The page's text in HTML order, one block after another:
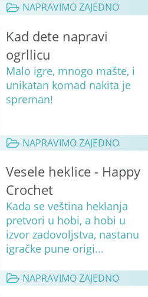
NAPRAVIMO ZAJEDNO
Kad dete napravi
ogrllicu
Malo igre, mnogo mašte, i
unikatan komad nakita je
spreman!
NAPRAVIMO ZAJEDNO
Vesele heklice - Happy
Crochet
Kada se veština heklanja
pretvori u hobi, a hobi u
izvor zadovoljstva, nastanu
igračke pune origi...
NAPRAVIMO ZAJEDNO